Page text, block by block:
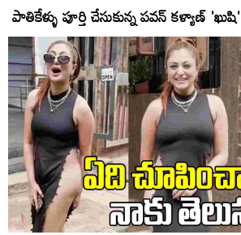
పాతికేళ్ళు పూర్తి చేసుకున్న పవన్ కళ్యాణ్ 'ఖుషి'